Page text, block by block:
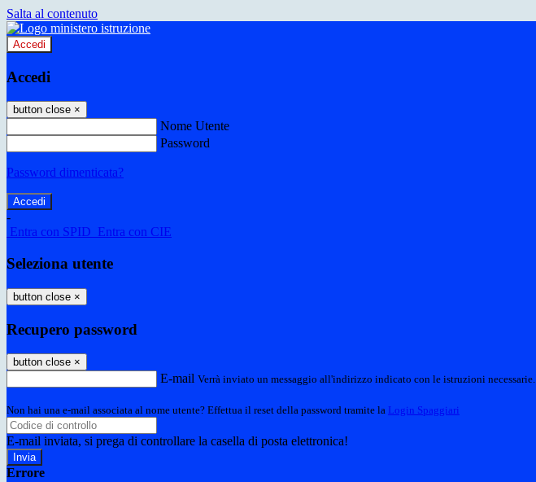
Salta al contenuto
Accedi
Accedi
button close ×
Nome Utente
Password
Password dimenticata?
-
Entra con SPID Entra con CIE
Seleziona utente
button close ×
Recupero password
button close ×
E-mail Verrà inviato un messaggio all'indirizzo indicato con le istruzioni necessarie.
Non hai una e-mail associata al nome utente? Effettua il reset della password tramite la Login Spaggiari
E-mail inviata, si prega di controllare la casella di posta elettronica!
Errore